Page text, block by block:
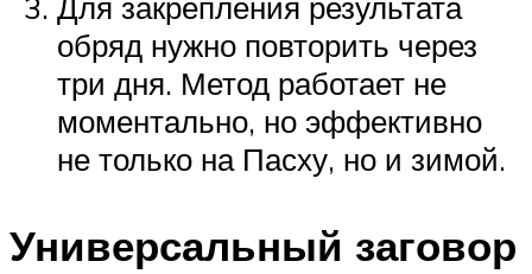
обряд нужно повторить через
три дня. Метод работает не
моментально, но эффективно
не только на Пасху, но и зимой.
Универсальный заговор